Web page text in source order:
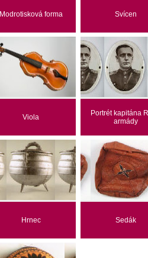
Modrotisková forma Svícen
Viola
Portrét kapitána
armády
Hrnec Sedák